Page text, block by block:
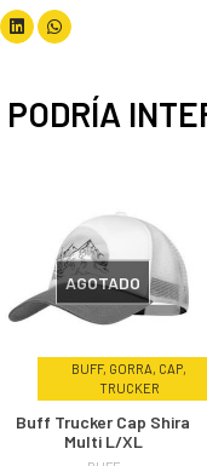
BUFF, GORRA, CAP,
TRUCKER
AGOTADO
Buff Trucker Cap Shira
Multi L/XL